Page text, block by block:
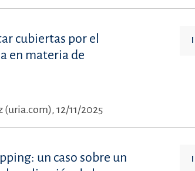
cubiertas por el
en materia de
(uria.com), 12/11/2025
un caso sobre un